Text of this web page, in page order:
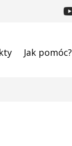
Jak pomóc?